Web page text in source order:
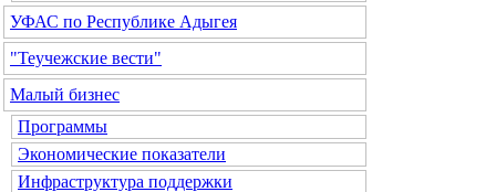
УФАС по Республике Адыгея
"Теучежские вести"
Малый бизнес
Программы
Экономические показатели
Инфраструктура поддержки